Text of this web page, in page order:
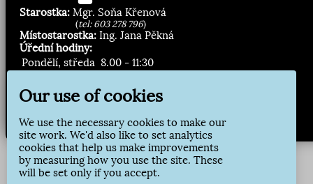
Starostka: Mgr. Soňa Křenová
(tel: 603 278 796)
Místostarostka: Ing. Jana Pěkná
Úřední hodiny:
Pondělí, středa 8.00 - 11:30
Přihlásit odběr
Our use of cookies
We use the necessary cookies to make our
site work. We'd also like to set analytics
cookies that help us make improvements
by measuring how you use the site. These
will be set only if you accept.